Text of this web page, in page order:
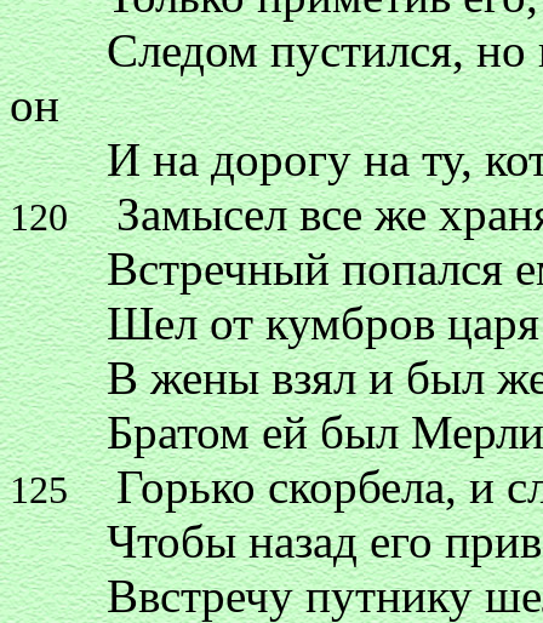
Следом пустился, но
он
И на дорогу на ту,
120Замысел все же
Встречный попался
Шел от кумбров царя
В жены взял и был
Братом ей был Мерлин,
125Горько скорбела, и
Чтобы назад его
Ввстречу путнику шел,